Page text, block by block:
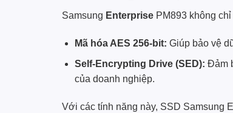
Samsung Enterprise PM893 không
Mã hóa AES 256-bit: Giúp bảo vệ
Self-Encrypting Drive (SED): Đảm
của doanh nghiệp.
Với các tính năng này, SSD Samsung